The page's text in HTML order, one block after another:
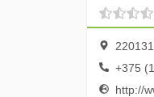
+375
http://